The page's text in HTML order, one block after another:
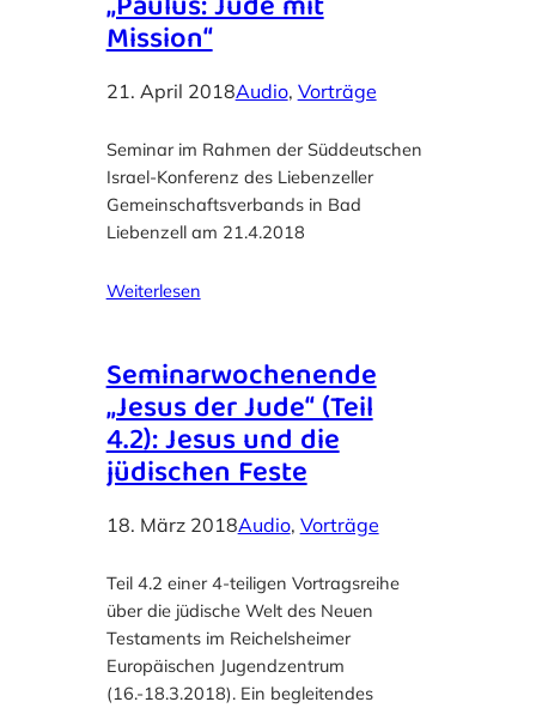
Mission“
21. April 2018Audio, Vorträge
Seminar im Rahmen der Süddeutschen
Israel-Konferenz des Liebenzeller
Gemeinschaftsverbands in Bad
Liebenzell am 21.4.2018
Weiterlesen
Seminarwochenende
„Jesus der Jude“ (Teil
4.2): Jesus und die
jüdischen Feste
18. März 2018Audio, Vorträge
Teil 4.2 einer 4-teiligen Vortragsreihe
über die jüdische Welt des Neuen
Testaments im Reichelsheimer
Europäischen Jugendzentrum
(16.-18.3.2018). Ein begleitendes